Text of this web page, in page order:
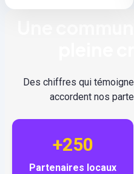
Des chiffres qui
accordent nos
+250
Partenaires locaux